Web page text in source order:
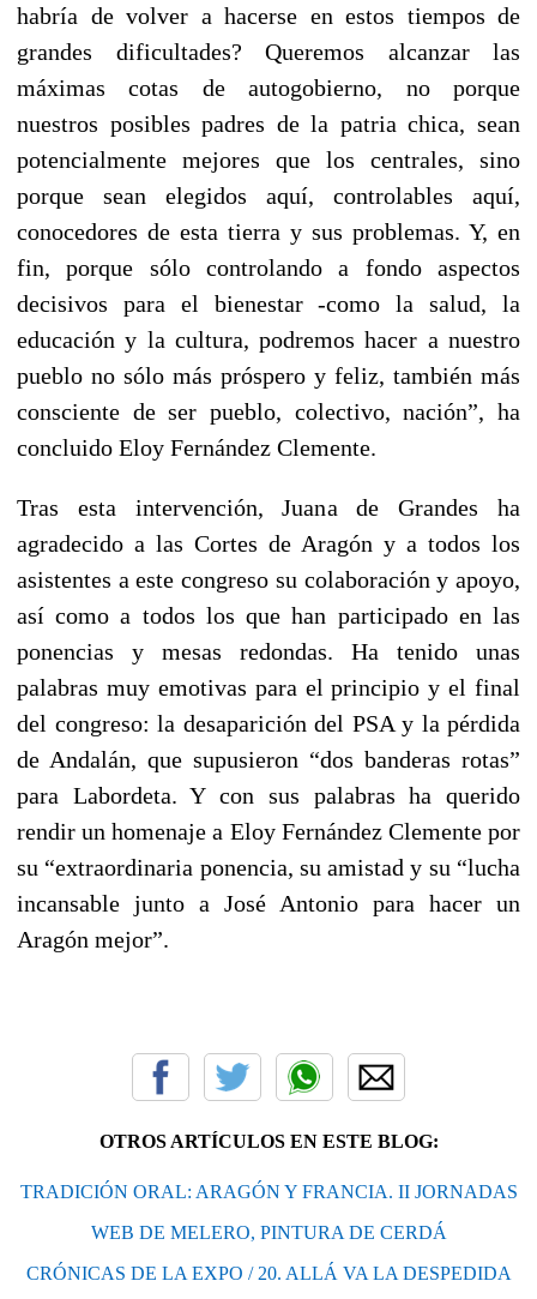
habría de volver a hacerse en estos tiempos de
grandes dificultades? Queremos alcanzar las
máximas cotas de autogobierno, no porque
nuestros posibles padres de la patria chica, sean
potencialmente mejores que los centrales, sino
porque sean elegidos aquí, controlables aquí,
conocedores de esta tierra y sus problemas. Y, en
fin, porque sólo controlando a fondo aspectos
decisivos para el bienestar -como la salud, la
educación y la cultura, podremos hacer a nuestro
pueblo no sólo más próspero y feliz, también más
consciente de ser pueblo, colectivo, nación”, ha
concluido Eloy Fernández Clemente.
Tras esta intervención, Juana de Grandes ha
agradecido a las Cortes de Aragón y a todos los
asistentes a este congreso su colaboración y apoyo,
así como a todos los que han participado en las
ponencias y mesas redondas. Ha tenido unas
palabras muy emotivas para el principio y el final
del congreso: la desaparición del PSA y la pérdida
de Andalán, que supusieron “dos banderas rotas”
para Labordeta. Y con sus palabras ha querido
rendir un homenaje a Eloy Fernández Clemente por
su “extraordinaria ponencia, su amistad y su “lucha
incansable junto a José Antonio para hacer un
Aragón mejor”.
OTROS ARTÍCULOS EN ESTE BLOG:
TRADICIÓN ORAL: ARAGÓN Y FRANCIA. II JORNADAS
WEB DE MELERO, PINTURA DE CERDÁ
CRÓNICAS DE LA EXPO / 20. ALLÁ VA LA DESPEDIDA